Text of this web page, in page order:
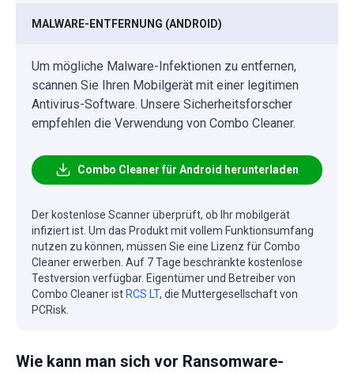
MALWARE-ENTFERNUNG (ANDROID)
Um mögliche Malware-Infektionen zu entfernen,
scannen Sie Ihren Mobilgerät mit einer legitimen
Antivirus-Software. Unsere Sicherheitsforscher
empfehlen die Verwendung von Combo Cleaner.
Combo Cleaner für Android herunterladen
Der kostenlose Scanner überprüft, ob Ihr mobilgerät
infiziert ist. Um das Produkt mit vollem Funktionsumfang
nutzen zu können, müssen Sie eine Lizenz für Combo
Cleaner erwerben. Auf 7 Tage beschränkte kostenlose
Testversion verfügbar. Eigentümer und Betreiber von
Combo Cleaner ist RCS LT, die Muttergesellschaft von
PCRisk.
Wie kann man sich vor Ransomware-